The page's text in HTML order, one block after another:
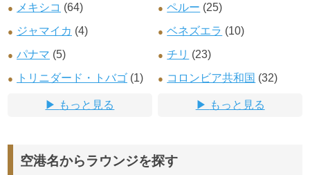
メキシコ (64)
ジャマイカ (4)
パナマ (5)
トリニダード・トバゴ (1)
もっと見る
ペルー (25)
ベネズエラ (10)
チリ (23)
コロンビア共和国 (32)
もっと見る
空港名からラウンジを探す